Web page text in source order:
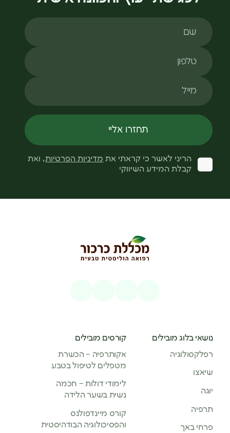
שם
טלפון
מייל
תחזרו אליי
הריני לאשר כי קראתי את מדיניות הפרטיות, ואת
קבלת המידע השיווקי
נושאי בלוג מובילים
רפלקסולוגיה
שיאצו
יוגה
תרפיה
פרחי באך
קורסים מובילים
אקותרפיה – הכשרת
מטפלים לטיפול בטבע
לימודי דולות – חכמה
נשית בשער הלידה
קורס מיינדפולנס
והפסיכולוגיה הבודהיסטית